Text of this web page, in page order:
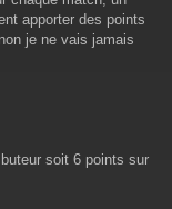
apporter des points
je ne vais jamais
soit 6 points sur